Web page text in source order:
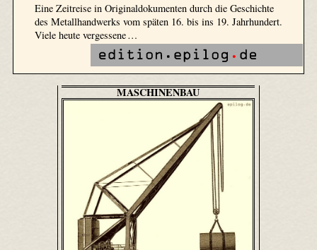
Eine Zeitreise in Originaldokumenten durch die Geschichte
des Metallhandwerks vom späten 16. bis ins 19. Jahrhundert.
Viele heute vergessene …
MASCHINENBAU